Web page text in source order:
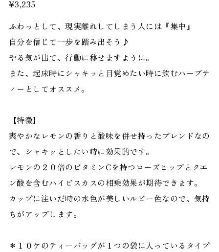
¥3,235
ふわっとして、現実離れしてしまう人には『集中』
自分を信じて一歩を踏み出そう♪
やる気が出て、行動に移せますように。
また、起床時にシャキッと目覚めたい時に飲むハーブテ
ィーとしてオススメ。
【特徴】
爽やかなレモンの香りと酸味を併せ持ったブレンドなの
で、シャキッとしたい時に効果的です。
レモンの２０倍のビタミンCを持つローズヒップとクエ
ン酸を含むハイビスカスの相乗効果が期待できます。
カップに注いだ時の水色が美しいルビー色なので、気持
ちがアップします。
＊１０ケのティーバッグが１つの袋に入っているタイプ